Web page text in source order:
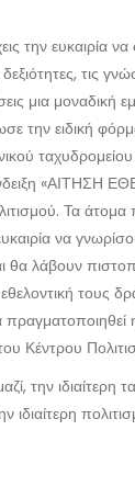
την ευκαιρία να
τις
μια μοναδική
την ειδική
«ΑΙΤΗΣΗ
Τα
να
λάβουν
τους
Κέντρου
την ιδιαίτερη